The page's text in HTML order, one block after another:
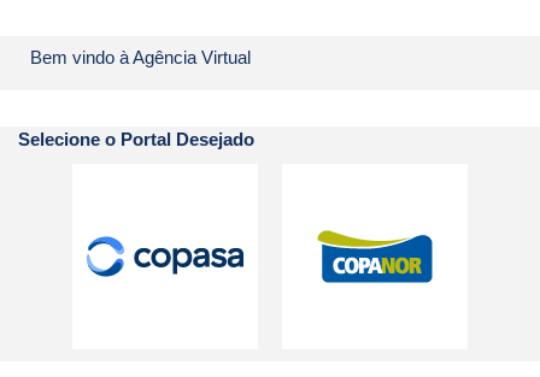
Bem vindo à Agência Virtual
Selecione o Portal Desejado